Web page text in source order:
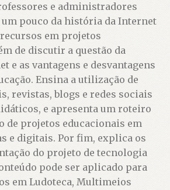
e administradores
um pouco da história da Internet
recursos em projetos
de discutir a questão da
e as vantagens e desvantagens
Ensina a utilização de
revistas, blogs e redes sociais
e apresenta um roteiro
de projetos educacionais em
e digitais. Por fim, explica os
do projeto de tecnologia
pode ser aplicado para
em Ludoteca, Multimeios